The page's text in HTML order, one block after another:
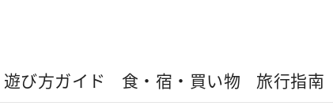
遊び方ガイド 食・宿・買い物 旅行指南